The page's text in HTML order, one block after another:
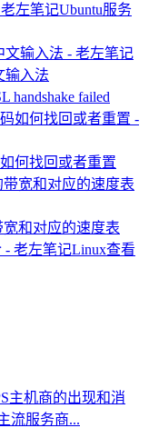
Ubuntu服务
输入法
handshake failed
何找回或者重置
和对应的速度表
Linux查看
主机商的出现和消
流服务商...